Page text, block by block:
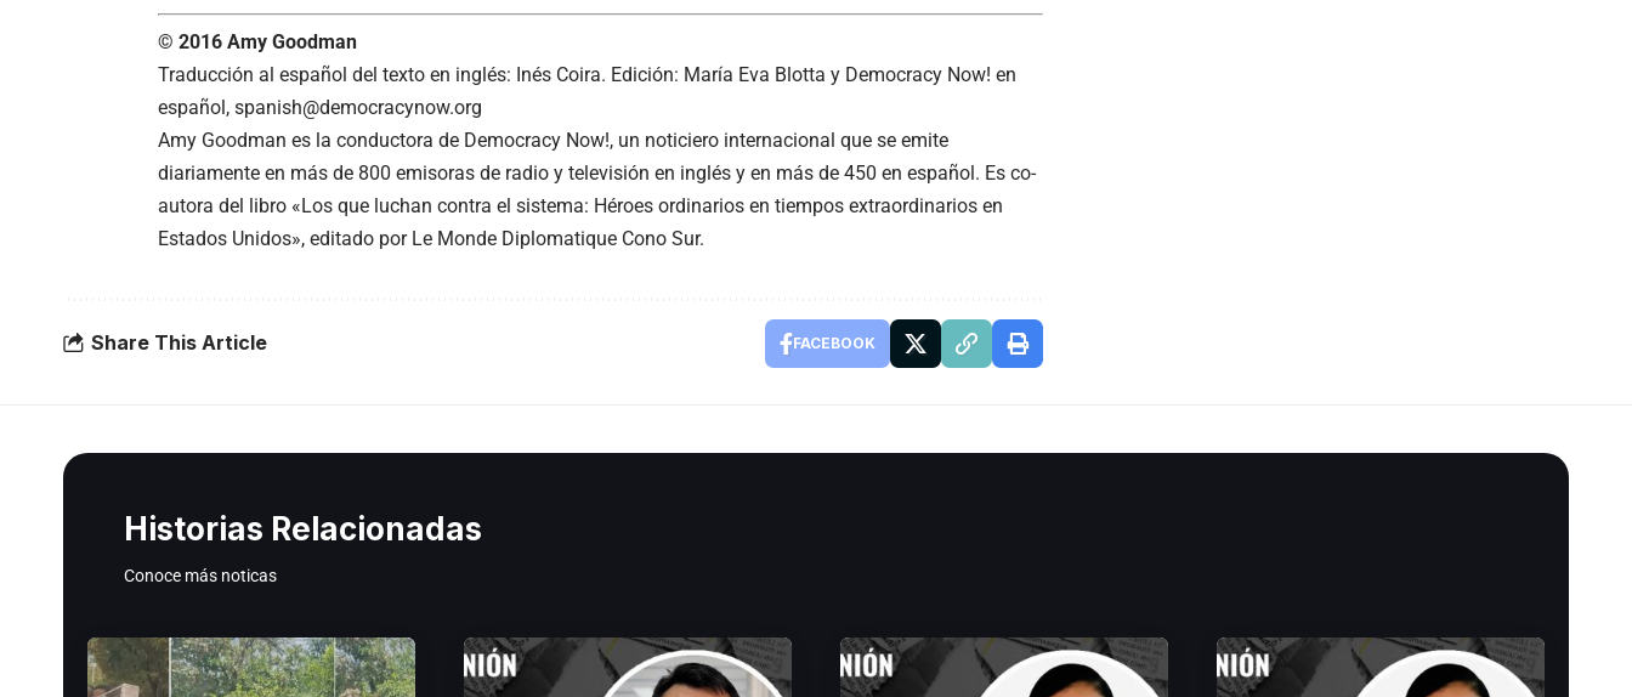
© 2016 Amy Goodman
Traducción al español del texto en inglés: Inés Coira. Edición: María Eva Blotta y Democracy Now! en
español, spanish@democracynow.org
Amy Goodman es la conductora de Democracy Now!, un noticiero internacional que se emite
diariamente en más de 800 emisoras de radio y televisión en inglés y en más de 450 en español. Es co-
autora del libro «Los que luchan contra el sistema: Héroes ordinarios en tiempos extraordinarios en
Estados Unidos», editado por Le Monde Diplomatique Cono Sur.
Share This Article FACEBOOK
Historias Relacionadas
Conoce más noticas